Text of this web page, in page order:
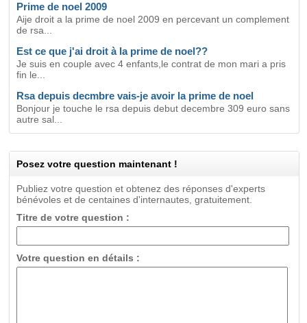
Prime de noel 2009
Aije droit a la prime de noel 2009 en percevant un complement
de rsa...
Est ce que j'ai droit à la prime de noel??
Je suis en couple avec 4 enfants,le contrat de mon mari a pris
fin le...
Rsa depuis decmbre vais-je avoir la prime de noel
Bonjour je touche le rsa depuis debut decembre 309 euro sans
autre sal...
Posez votre question maintenant !
Publiez votre question et obtenez des réponses d'experts
bénévoles et de centaines d'internautes, gratuitement.
Titre de votre question :
Votre question en détails :